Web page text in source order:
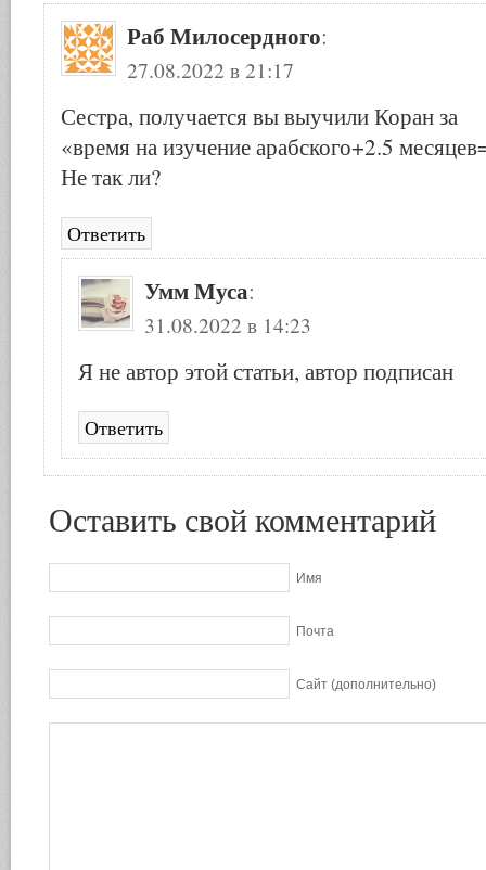
Раб Милосердного:
27.08.2022 в 21:17
Сестра, получается вы выучили Коран за
«время на изучение арабского+2.5
Не так ли?
Ответить
Умм Муса:
31.08.2022 в 14:23
Я не автор этой статьи, автор подписан
Ответить
Оставить свой комментарий
Имя
Почта
Сайт (дополнительно)